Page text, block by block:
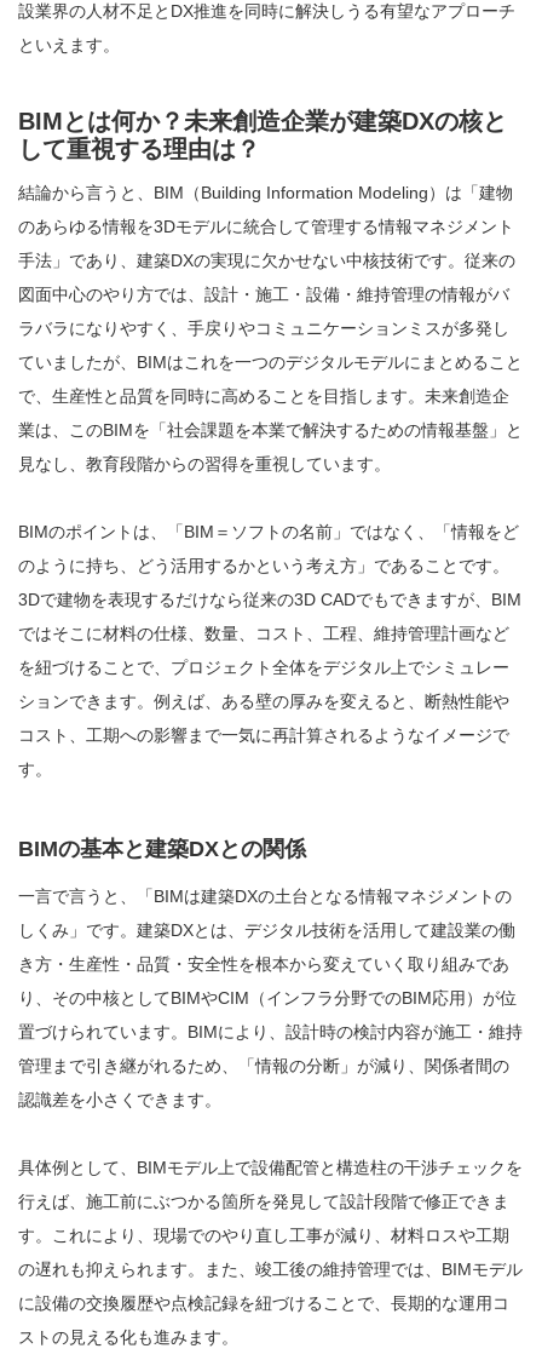
設業界の人材不足とDX推進を同時に解決しうる有望なアプローチ
といえます。
BIMとは何か？未来創造企業が建築DXの核と
して重視する理由は？
結論から言うと、BIM（Building Information Modeling）は「建物
のあらゆる情報を3Dモデルに統合して管理する情報マネジメント
手法」であり、建築DXの実現に欠かせない中核技術です。従来の
図面中心のやり方では、設計・施工・設備・維持管理の情報がバ
ラバラになりやすく、手戻りやコミュニケーションミスが多発し
ていましたが、BIMはこれを一つのデジタルモデルにまとめること
で、生産性と品質を同時に高めることを目指します。未来創造企
業は、このBIMを「社会課題を本業で解決するための情報基盤」と
見なし、教育段階からの習得を重視しています。
BIMのポイントは、「BIM＝ソフトの名前」ではなく、「情報をど
のように持ち、どう活用するかという考え方」であることです。
3Dで建物を表現するだけなら従来の3D CADでもできますが、BIM
ではそこに材料の仕様、数量、コスト、工程、維持管理計画など
を紐づけることで、プロジェクト全体をデジタル上でシミュレー
ションできます。例えば、ある壁の厚みを変えると、断熱性能や
コスト、工期への影響まで一気に再計算されるようなイメージで
す。
BIMの基本と建築DXとの関係
一言で言うと、「BIMは建築DXの土台となる情報マネジメントの
しくみ」です。建築DXとは、デジタル技術を活用して建設業の働
き方・生産性・品質・安全性を根本から変えていく取り組みであ
り、その中核としてBIMやCIM（インフラ分野でのBIM応用）が位
置づけられています。BIMにより、設計時の検討内容が施工・維持
管理まで引き継がれるため、「情報の分断」が減り、関係者間の
認識差を小さくできます。
具体例として、BIMモデル上で設備配管と構造柱の干渉チェックを
行えば、施工前にぶつかる箇所を発見して設計段階で修正できま
す。これにより、現場でのやり直し工事が減り、材料ロスや工期
の遅れも抑えられます。また、竣工後の維持管理では、BIMモデル
に設備の交換履歴や点検記録を紐づけることで、長期的な運用コ
ストの見える化も進みます。